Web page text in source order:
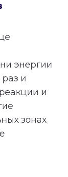
энергии
и
и
зонах